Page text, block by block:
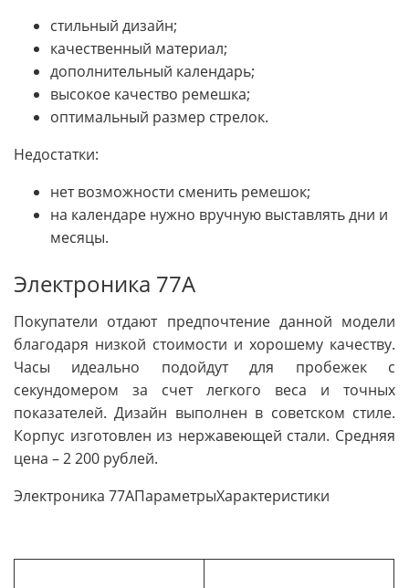
стильный дизайн;
качественный материал;
дополнительный календарь;
высокое качество ремешка;
оптимальный размер стрелок.
Недостатки:
нет возможности сменить ремешок;
на календаре нужно вручную выставлять дни и
месяцы.
Электроника 77А
Покупатели отдают предпочтение данной модели
благодаря низкой стоимости и хорошему качеству.
Часы идеально подойдут для пробежек с
секундомером за счет легкого веса и точных
показателей. Дизайн выполнен в советском стиле.
Корпус изготовлен из нержавеющей стали. Средняя
цена – 2 200 рублей.
Электроника 77АПараметрыХарактеристики